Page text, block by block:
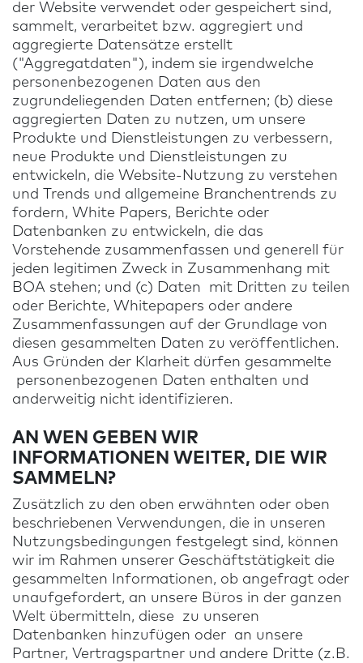
der Website verwendet oder gespeichert sind,
sammelt, verarbeitet bzw. aggregiert und
aggregierte Datensätze erstellt
("Aggregatdaten"), indem sie irgendwelche
personenbezogenen Daten aus den
zugrundeliegenden Daten entfernen; (b) diese
aggregierten Daten zu nutzen, um unsere
Produkte und Dienstleistungen zu verbessern,
neue Produkte und Dienstleistungen zu
entwickeln, die Website-Nutzung zu verstehen
und Trends und allgemeine Branchentrends zu
fordern, White Papers, Berichte oder
Datenbanken zu entwickeln, die das
Vorstehende zusammenfassen und generell für
jeden legitimen Zweck in Zusammenhang mit
BOA stehen; und (c) Daten mit Dritten zu teilen
oder Berichte, Whitepapers oder andere
Zusammenfassungen auf der Grundlage von
diesen gesammelten Daten zu veröffentlichen.
Aus Gründen der Klarheit dürfen gesammelte
personenbezogenen Daten enthalten und
anderweitig nicht identifizieren.
AN WEN GEBEN WIR
INFORMATIONEN WEITER, DIE WIR
SAMMELN?
Zusätzlich zu den oben erwähnten oder oben
beschriebenen Verwendungen, die in unseren
Nutzungsbedingungen festgelegt sind, können
wir im Rahmen unserer Geschäftstätigkeit die
gesammelten Informationen, ob angefragt oder
unaufgefordert, an unsere Büros in der ganzen
Welt übermitteln, diese zu unseren
Datenbanken hinzufügen oder an unsere
Partner, Vertragspartner und andere Dritte (z.B.